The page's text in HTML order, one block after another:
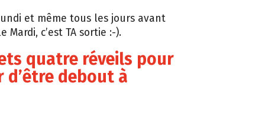
et même tous les jours avant
Mardi, c’est TA sortie :-).
quatre réveils pour
d’être debout à